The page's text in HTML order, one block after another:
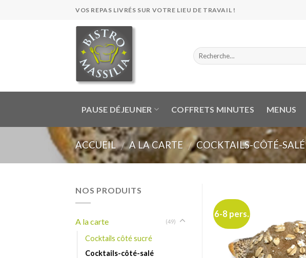
VOS REPAS LIVRÉS SUR VOTRE LIEU DE TRAVAIL !
PAUSE DÉJEUNER COFFRETS MINUTES MENUS
ACCUEIL / A LA CARTE / COCKTAILS-CÔTÉ-SALÉ
6-8 pers.
NOS PRODUITS
A la carte (49)
Cocktails côté sucré
Cocktails-côté-salé